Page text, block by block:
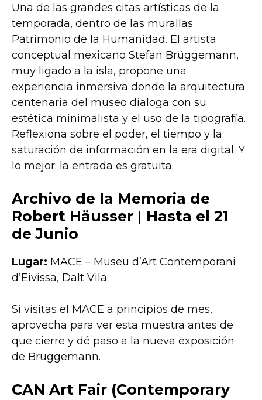
Una de las grandes citas artísticas de la
temporada, dentro de las murallas
Patrimonio de la Humanidad. El artista
conceptual mexicano Stefan Brüggemann,
muy ligado a la isla, propone una
experiencia inmersiva donde la arquitectura
centenaria del museo dialoga con su
estética minimalista y el uso de la tipografía.
Reflexiona sobre el poder, el tiempo y la
saturación de información en la era digital. Y
lo mejor: la entrada es gratuita.
Archivo de la Memoria de
Robert Häusser | Hasta el 21
de Junio
Lugar: MACE – Museu d’Art Contemporani
d’Eivissa, Dalt Vila
Si visitas el MACE a principios de mes,
aprovecha para ver esta muestra antes de
que cierre y dé paso a la nueva exposición
de Brüggemann.
CAN Art Fair (Contemporary